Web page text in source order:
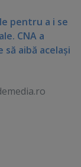
pentru a i se
CNA a
aibă acelaşi